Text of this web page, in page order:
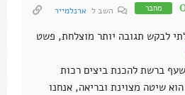
מחבר השב ל ארנלמייר
לבקש תגובה יותר מוצלחת, פשט
ברשת להכנת ביצים רכות
שיטה מצוינת ובריאה, אנחנו